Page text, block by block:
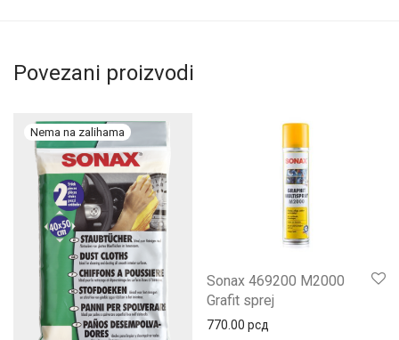
Povezani proizvodi
Sonax 469200 M2000
Grafit sprej
770.00 рсд